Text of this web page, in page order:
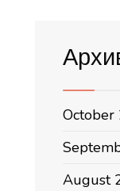
October
August